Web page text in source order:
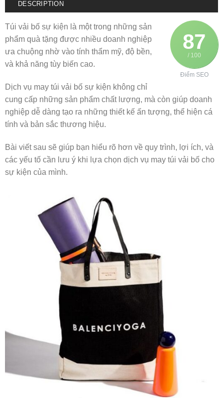
DESCRIPTION
87
/ 100
Điểm SEO
Túi vải bố sự kiện là một trong những sản
phẩm quà tặng được nhiều doanh nghiệp
ưa chuộng nhờ vào tính thẩm mỹ, độ bền,
và khả năng tùy biến cao.
Dịch vụ may túi vải bố sự kiện không chỉ
cung cấp những sản phẩm chất lượng, mà còn giúp doanh
nghiệp dễ dàng tạo ra những thiết kế ấn tượng, thể hiện cá
tính và bản sắc thương hiệu.
Bài viết sau sẽ giúp bạn hiểu rõ hơn về quy trình, lợi ích, và
các yếu tố cần lưu ý khi lựa chọn dịch vụ may túi vải bố cho
sự kiện của mình.